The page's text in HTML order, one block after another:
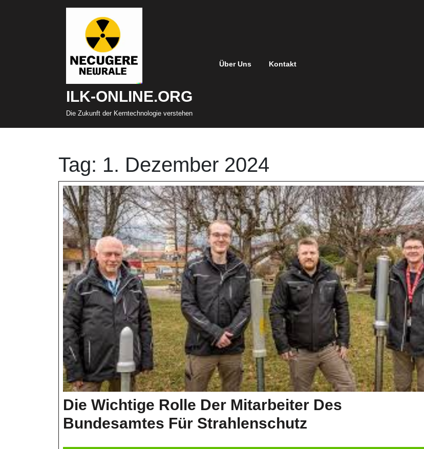
ILK-ONLINE.ORG
Die Zukunft der Kerntechnologie verstehen
Über Uns Kontakt
Tag: 1. Dezember 2024
Die Wichtige Rolle Der Mitarbeiter Des
Bundesamtes Für Strahlenschutz